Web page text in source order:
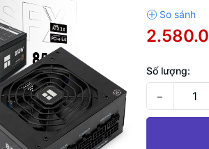
Số lượng:
−